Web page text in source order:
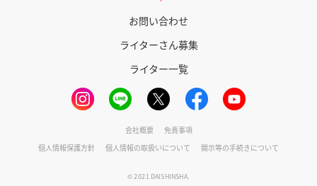
お問い合わせ
ライターさん募集
ライター一覧
会社概要
免責事項
個人情報保護方針
個人情報の取扱いについて 開示等の手続きについて
© 2021 DAISHINSHA.